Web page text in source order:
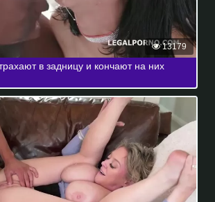
13179
в задницу и кончают на них